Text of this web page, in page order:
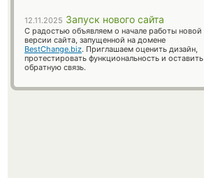
12.11.2025 Запуск нового сайта
С радостью объявляем о начале работы новой
версии сайта, запущенной на домене
BestChange.biz. Приглашаем оценить дизайн,
протестировать функциональность и оставить
обратную связь.